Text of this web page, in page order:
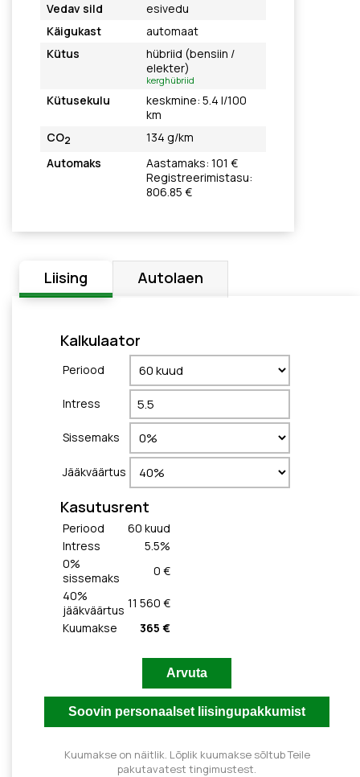
Vedav sild
esivedu
Käigukast
automaat
Kütus
hübriid (bensiin /
elekter)
kerghübriid
Kütusekulu
keskmine: 5.4 l/100
km
CO2
134 g/km
Automaks
Aastamaks: 101 €
Registreerimistasu:
806.85 €
Liising Autolaen
Kalkulaator
Periood
Intress
Sissemaks
Jääkväärtus
Kasutusrent
Periood 60 kuud
Intress
5.5%
0%
sissemaks
0 €
40%
jääkväärtus 11 560 €
Kuumakse
365 €
Kuumakse on näitlik. Lõplik kuumakse sõltub Teile
pakutavatest tingimustest.